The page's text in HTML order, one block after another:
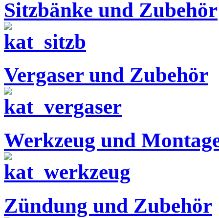
Sitzbänke und Zubehör
Vergaser und Zubehör
Werkzeug und
Zündung und Zubehör